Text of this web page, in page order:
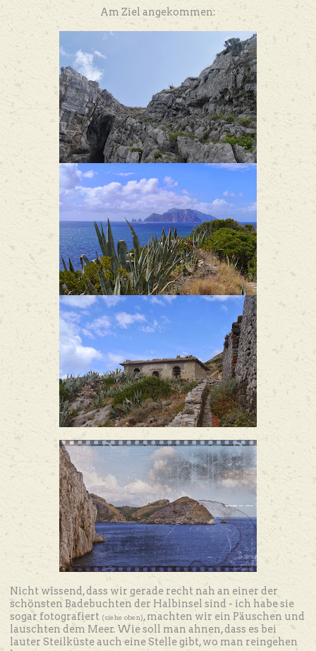
Am Ziel angekommen:
Nicht wissend, dass wir gerade recht nah an einer der
schönsten Badebuchten der Halbinsel sind - ich habe sie
sogar fotografiert (siehe oben), machten wir ein Päuschen und
lauschten dem Meer. Wie soll man ahnen, dass es bei
lauter Steilküste auch eine Stelle gibt, wo man reingehen